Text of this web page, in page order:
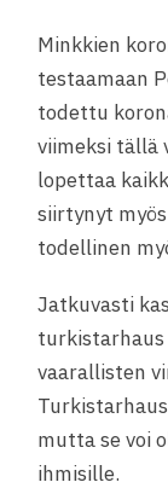
Minkkien
testaamaan
todettu
viimeksi tällä
lopettaa
siirtynyt
todellinen
Jatkuvasti
vaarallisten
mutta se voi
ihmisille.